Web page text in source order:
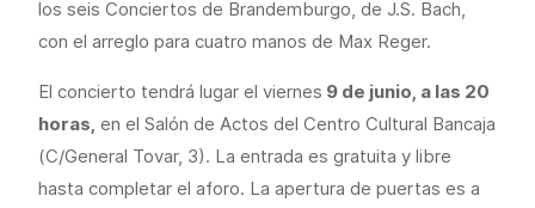
los seis Conciertos de Brandemburgo, de J.S. Bach,
con el arreglo para cuatro manos de Max Reger.
El concierto tendrá lugar el viernes 9 de junio, a las 20
horas, en el Salón de Actos del Centro Cultural Bancaja
(C/General Tovar, 3). La entrada es gratuita y libre
hasta completar el aforo. La apertura de puertas es a